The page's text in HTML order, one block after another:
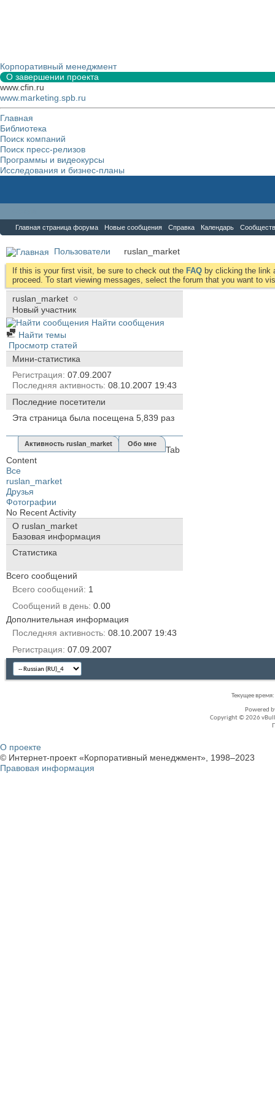
Корпоративный менеджмент
О завершении проекта
www.cfin.ru
www.marketing.spb.ru
Главная
Библиотека
Поиск компаний
Поиск пресс-релизов
Программы и видеокурсы
Исследования и бизнес-планы
Главная страница форума Новые сообщения Справка Календарь
Пользователи ruslan_market
If this is your first visit, be sure to check out the FAQ by clicking the link
proceed. To start viewing messages, select the forum that you want to
ruslan_market
Новый участник
Найти сообщения
Найти темы
Просмотр статей
Мини-статистика
Регистрация 07.09.2007
Последняя активность 08.10.2007 19:43
Последние посетители
Эта страница была посещена 5,839 раз
Активность ruslan_market Обо мне
Tab
Content
Все
ruslan_market
Друзья
Фотографии
No Recent Activity
О ruslan_market
Базовая информация
Статистика
Всего сообщений
Всего сообщений
1
Сообщений в день 0.00
Дополнительная информация
Последняя активность 08.10.2007 19:43
Регистрация 07.09.2007
Текущее время:
Powered
Copyright © 2026
О проекте
© Интернет-проект «Корпоративный менеджмент», 1998–2023
Правовая информация